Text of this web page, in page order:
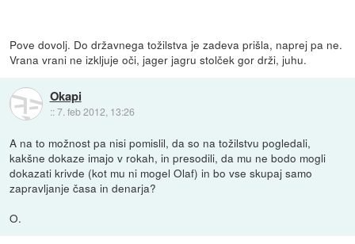
Pove dovolj. Do državnega tožilstva je zadeva prišla, naprej pa ne.
Vrana vrani ne izkljuje oči, jager jagru stolček gor drži, juhu.
Okapi
::7. feb 2012, 13:26
A na to možnost pa nisi pomislil, da so na tožilstvu pogledali,
kakšne dokaze imajo v rokah, in presodili, da mu ne bodo mogli
dokazati krivde (kot mu ni mogel Olaf) in bo vse skupaj samo
zapravljanje časa in denarja?
O.